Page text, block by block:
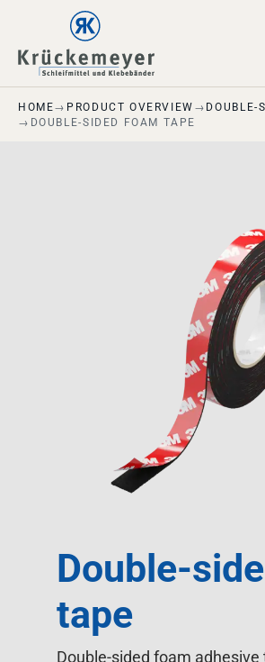
Skip to main navigation
Skip to main content
Skip to page footer
HOME PRODUCT OVERVIEW
DOUBLE-
DOUBLE-SIDED FOAM TAPE
Double-
tape
Double-sided foam adhesive